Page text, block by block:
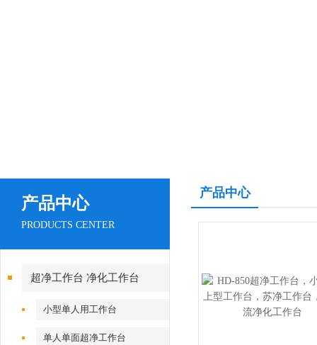
产品中心
PRODUCTS CENTER
超净工作台 净化工作台
小型单人用工作台
单人单面超净工作台
产品中心